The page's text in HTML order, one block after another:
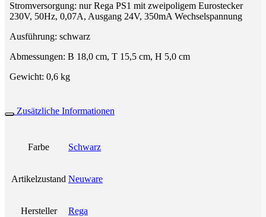
Stromversorgung: nur Rega PS1 mit zweipoligem Eurostecker
230V, 50Hz, 0,07A, Ausgang 24V, 350mA Wechselspannung
Ausführung: schwarz
Abmessungen: B 18,0 cm, T 15,5 cm, H 5,0 cm
Gewicht: 0,6 kg
Zusätzliche Informationen
Farbe Schwarz
Artikelzustand Neuware
Hersteller Rega